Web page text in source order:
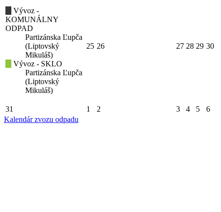
Vývoz -
KOMUNÁLNY
ODPAD
Partizánska Ľupča
(Liptovský
Mikuláš)
Vývoz - SKLO
Partizánska Ľupča
(Liptovský
Mikuláš)
25 26 27 28 29 30
31 1 2 3 4 5
6
Kalendár zvozu odpadu